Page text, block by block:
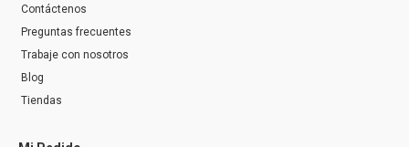
Contáctenos
Preguntas frecuentes
Trabaje con nosotros
Blog
Tiendas